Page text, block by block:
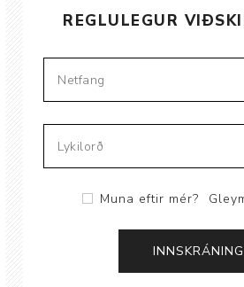
REGLULEGUR
Muna eftir mér?